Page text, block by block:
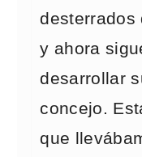
desterrados
y ahora
desarrollar
concejo.
que